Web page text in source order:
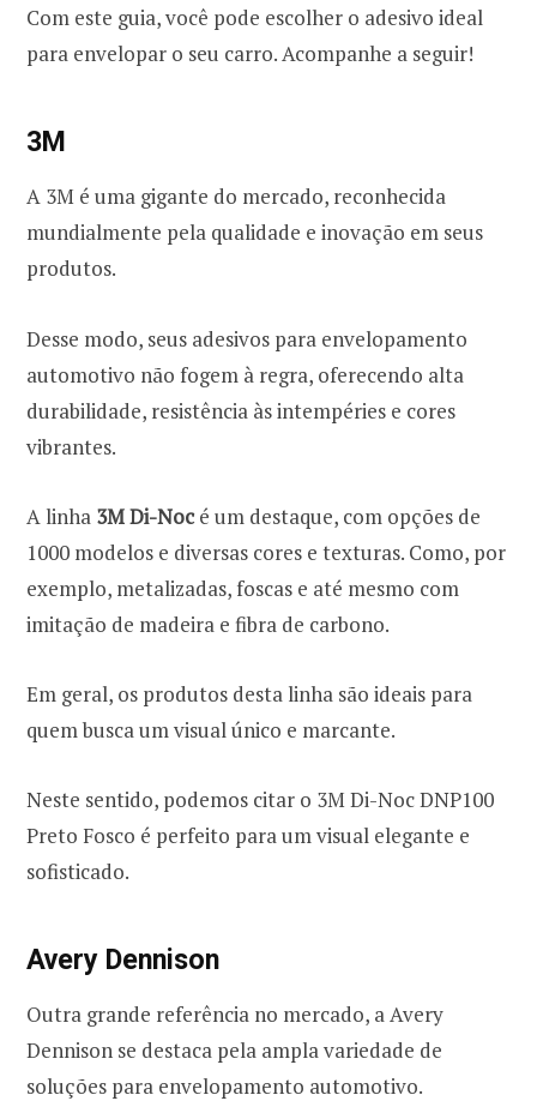
Com este guia, você pode escolher o adesivo ideal
para envelopar o seu carro. Acompanhe a seguir!
3M
A 3M é uma gigante do mercado, reconhecida
mundialmente pela qualidade e inovação em seus
produtos.
Desse modo, seus adesivos para envelopamento
automotivo não fogem à regra, oferecendo alta
durabilidade, resistência às intempéries e cores
vibrantes.
A linha 3M Di-Nocé um destaque, com opções de
1000 modelos e diversas cores e texturas. Como, por
exemplo, metalizadas, foscas e até mesmo com
imitação de madeira e fibra de carbono.
Em geral, os produtos desta linha são ideais para
quem busca um visual único e marcante.
Neste sentido, podemos citar o 3M Di-Noc DNP100
Preto Fosco é perfeito para um visual elegante e
sofisticado.
Avery Dennison
Outra grande referência no mercado, a Avery
Dennison se destaca pela ampla variedade de
soluções para envelopamento automotivo.